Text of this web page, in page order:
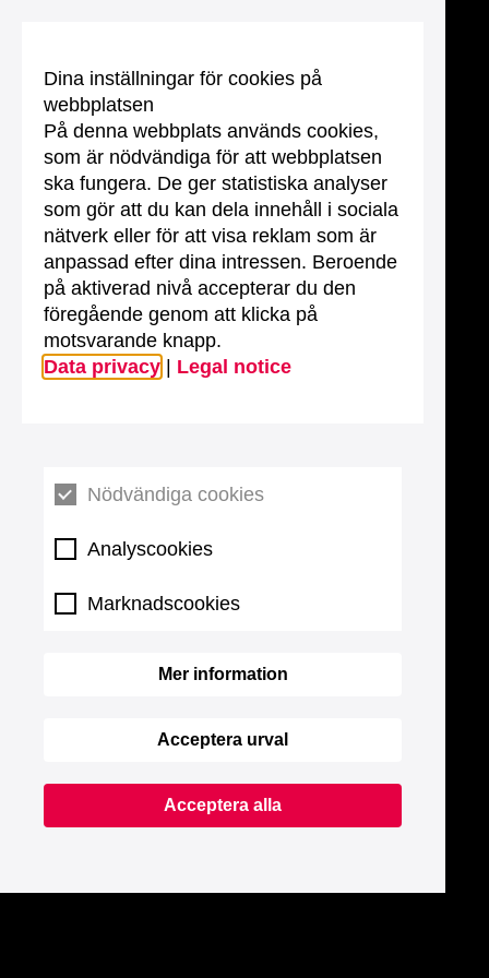
Dina inställningar för cookies på
webbplatsen
På denna webbplats används cookies,
som är nödvändiga för att webbplatsen
ska fungera. De ger statistiska analyser
som gör att du kan dela innehåll i sociala
nätverk eller för att visa reklam som är
anpassad efter dina intressen. Beroende
på aktiverad nivå accepterar du den
föregående genom att klicka på
motsvarande knapp.
Data privacy
Legal notice
Nödvändiga cookies
Analyscookies
Marknadscookies
Mer information
Acceptera urval
Acceptera alla